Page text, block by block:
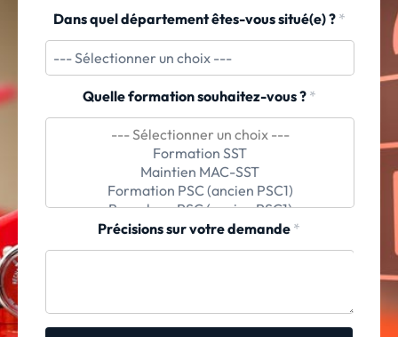
Dans quel département êtes-vous situé(e) ? *
Quelle formation souhaitez-vous ? *
Précisions sur votre demande *